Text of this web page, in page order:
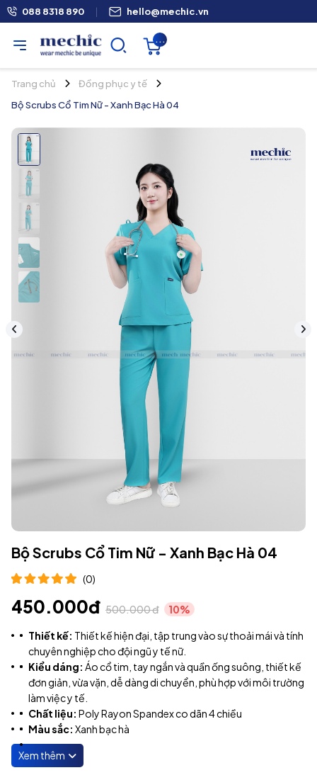
088 8318 890 | hello@mechic.vn
...
Trang chủ
Đồng phục y tế
Bộ Scrubs Cổ Tim Nữ - Xanh Bạc Hà 04
Bộ Scrubs Cổ Tim Nữ - Xanh Bạc Hà 04
(0)
450.000đ 500.000 đ 10%
Thiết kế: Thiết kế hiện đại, tập trung vào sự thoải mái và tính
chuyên nghiệp cho đội ngũ y tế nữ.
Kiểu dáng: ​ Áo cổ tim, tay ngắn và quần ống suông, thiết kế
đơn giản, vừa vặn, dễ dàng di chuyển, phù hợp với môi trường
làm việc y tế.
Chất liệu: Poly Rayon Spandex co dãn 4 chiều
Màu sắc: Xanh bạc hà